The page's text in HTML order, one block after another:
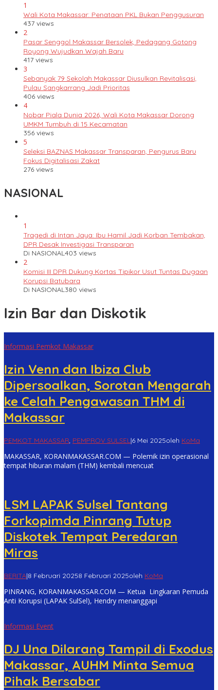
1
Wali Kota Makassar: Penataan PKL Bukan Penggusuran
437 views
2
Pasar Senggol Makassar Bersolek, Pedagang Gotong
Royong Wujudkan Wajah Baru
417 views
3
Sebanyak 79 Sekolah Makassar Diusulkan Revitalisasi,
Pulau Sangkarrang Jadi Prioritas
406 views
4
Nobar Piala Dunia 2026, Wali Kota Makassar Dorong
UMKM Tumbuh di 15 Kecamatan
356 views
5
Seleksi BAZNAS Makassar Transparan, Pengurus Baru
Fokus Digitalisasi Zakat
276 views
NASIONAL
1
Tragedi di Intan Jaya: Ibu Hamil Jadi Korban Tembakan,
DPR Desak Investigasi Transparan
Di NASIONAL403 views
2
Komisi III DPR Dukung Kortas Tipikor Usut Tuntas Dugaan
Korupsi Batubara
Di NASIONAL380 views
Izin Bar dan Diskotik
Informasi Pemkot Makassar
Izin Venn dan Ibiza Club
Dipersoalkan, Sorotan Mengarah
ke Celah Pengawasan THM di
Makassar
PEMKOT MAKASSAR, PEMPROV SULSEL|6 Mei 2025oleh KoMa
MAKASSAR, KORANMAKASSAR.COM — Polemik izin operasional
tempat hiburan malam (THM) kembali mencuat
LSM LAPAK Sulsel Tantang
Forkopimda Pinrang Tutup
Diskotek Tempat Peredaran
Miras
BERITA|8 Februari 20258 Februari 2025oleh KoMa
PINRANG, KORANMAKASSAR.COM — Ketua Lingkaran Pemuda
Anti Korupsi (LAPAK SulSel), Hendry menanggapi
Informasi Event
DJ Una Dilarang Tampil di Exodus
Makassar, AUHM Minta Semua
Pihak Bersabar